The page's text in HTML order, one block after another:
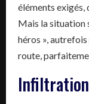
éléments exigés,
Mais la situation
héros »,
route,